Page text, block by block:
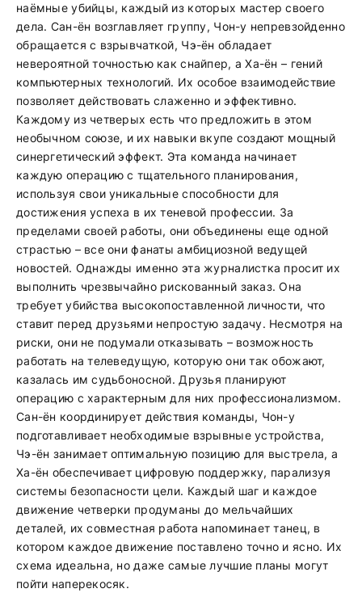
наёмные убийцы, каждый из которых мастер своего
дела. Сан-ён возглавляет группу, Чон-у непревзойденно
обращается с взрывчаткой, Чэ-ён обладает
невероятной точностью как снайпер, а Ха-ён – гений
компьютерных технологий. Их особое взаимодействие
позволяет действовать слаженно и эффективно.
Каждому из четверых есть что предложить в этом
необычном союзе, и их навыки вкупе создают мощный
синергетический эффект. Эта команда начинает
каждую операцию с тщательного планирования,
используя свои уникальные способности для
достижения успеха в их теневой профессии. За
пределами своей работы, они объединены еще одной
страстью – все они фанаты амбициозной ведущей
новостей. Однажды именно эта журналистка просит их
выполнить чрезвычайно рискованный заказ. Она
требует убийства высокопоставленной личности, что
ставит перед друзьями непростую задачу. Несмотря на
риски, они не подумали отказывать – возможность
работать на телеведущую, которую они так обожают,
казалась им судьбоносной. Друзья планируют
операцию с характерным для них профессионализмом.
Сан-ён координирует действия команды, Чон-у
подготавливает необходимые взрывные устройства,
Чэ-ён занимает оптимальную позицию для выстрела, а
Ха-ён обеспечивает цифровую поддержку, парализуя
системы безопасности цели. Каждый шаг и каждое
движение четверки продуманы до мельчайших
деталей, их совместная работа напоминает танец, в
котором каждое движение поставлено точно и ясно. Их
схема идеальна, но даже самые лучшие планы могут
пойти наперекосяк.